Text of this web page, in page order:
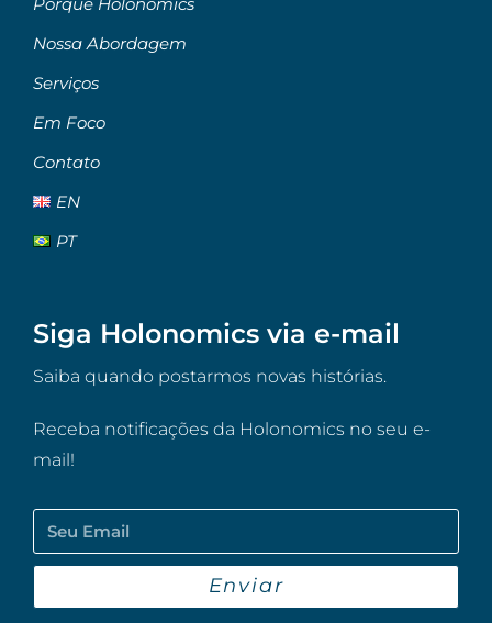
Nossa Abordagem
Serviços
Em Foco
Contato
EN
PT
Siga Holonomics via e-mail
Saiba quando postarmos novas histórias.
Receba notificações da Holonomics no seu e-
mail!
Enviar